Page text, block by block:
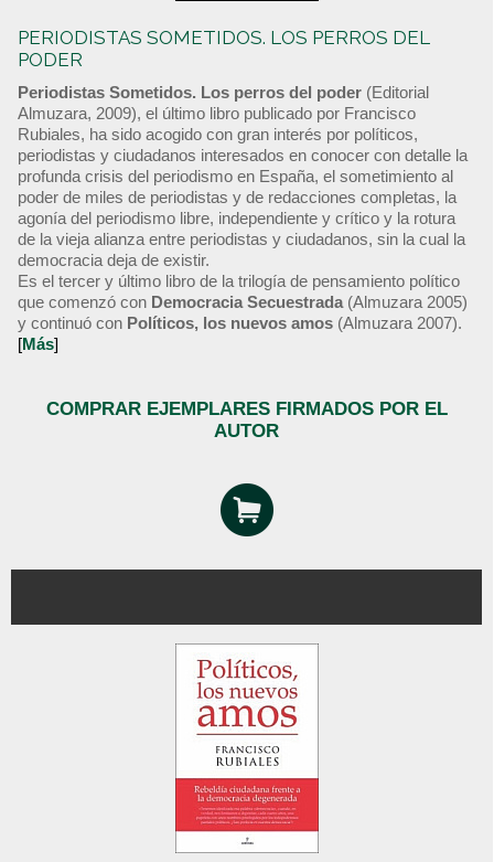
PERIODISTAS SOMETIDOS. LOS PERROS DEL
PODER
Periodistas Sometidos. Los perros del poder (Editorial
Almuzara, 2009), el último libro publicado por Francisco
Rubiales, ha sido acogido con gran interés por políticos,
periodistas y ciudadanos interesados en conocer con detalle la
profunda crisis del periodismo en España, el sometimiento al
poder de miles de periodistas y de redacciones completas, la
agonía del periodismo libre, independiente y crítico y la rotura
de la vieja alianza entre periodistas y ciudadanos, sin la cual la
democracia deja de existir.
Es el tercer y último libro de la trilogía de pensamiento político
que comenzó con Democracia Secuestrada (Almuzara 2005)
y continuó con Políticos, los nuevos amos (Almuzara 2007).
[Más]
COMPRAR EJEMPLARES FIRMADOS POR EL
AUTOR